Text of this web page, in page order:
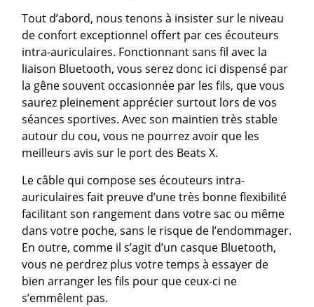
Tout d’abord, nous tenons à insister sur le niveau
de confort exceptionnel offert par ces écouteurs
intra-auriculaires. Fonctionnant sans fil avec la
liaison Bluetooth, vous serez donc ici dispensé par
la gêne souvent occasionnée par les fils, que vous
saurez pleinement apprécier surtout lors de vos
séances sportives. Avec son maintien très stable
autour du cou, vous ne pourrez avoir que les
meilleurs avis sur le port des Beats X.
Le câble qui compose ses écouteurs intra-
auriculaires fait preuve d’une très bonne flexibilité
facilitant son rangement dans votre sac ou même
dans votre poche, sans le risque de l’endommager.
En outre, comme il s’agit d’un casque Bluetooth,
vous ne perdrez plus votre temps à essayer de
bien arranger les fils pour que ceux-ci ne
s’emmêlent pas.